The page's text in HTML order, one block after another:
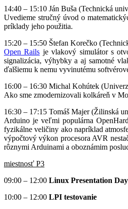
14:40 – 15:10 Ján Buša (Technická
Uvedieme stručný úvod o
príklady jeho použitia.
15:20 – 15:50 Štefan Korečko
Open Rails je vlakový simulátor s
signalizácia, výhybky a aj samotné
ďalšiemu k nemu vyvinutému
16:00 – 16:30 Michal Kohútek
Ako sme zmodernizovali kolkáreň v
16:30 – 17:15 Tomáš Majer (Žilinská
Arduino je veľmi populárna
fyzikálne veličiny ako napríklad
výpočtový výkon procesora AVR
rôznymi Arduinami a oboznámim
miestnosť P3
09:00 – 12:00 Linux Presentation
10:00 – 12:00 LPI testovanie